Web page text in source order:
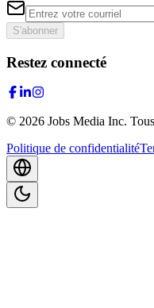
S'abonner
Restez connecté
© 2026 Jobs Media Inc.
Politique de confidentialité